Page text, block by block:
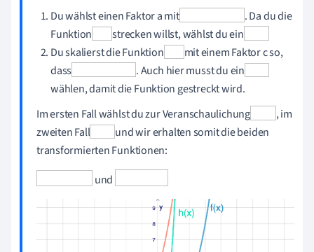
Du wählst einen Faktor a mit
. Da du die
Funktion
strecken willst, wählst du ein
Du skalierst die Funktion
mit einem Faktor c so,
dass
. Auch hier musst du ein
wählen, damit die Funktion gestreckt wird.
Im ersten Fall wählst du zur Veranschaulichung
, im
zweiten Fall
und wir erhalten somit die beiden
transformierten Funktionen:
und